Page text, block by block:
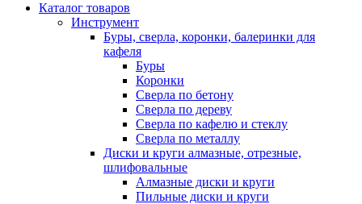
Каталог товаров
Инструмент
Буры, сверла, коронки, балеринки для
кафеля
Буры
Коронки
Сверла по бетону
Сверла по дереву
Сверла по кафелю и стеклу
Сверла по металлу
Диски и круги алмазные, отрезные,
шлифовальные
Алмазные диски и круги
Пильные диски и круги